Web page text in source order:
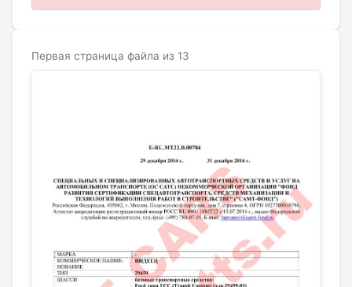
Первая страница файла из 13